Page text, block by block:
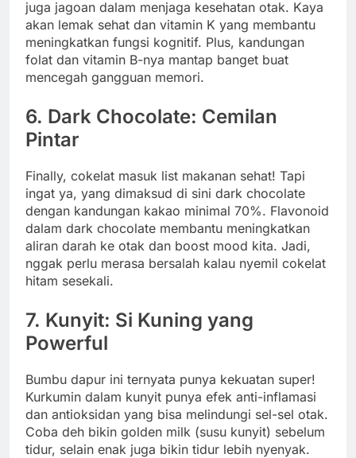
juga jagoan dalam menjaga kesehatan otak. Kaya
akan lemak sehat dan vitamin K yang membantu
meningkatkan fungsi kognitif. Plus, kandungan
folat dan vitamin B-nya mantap banget buat
mencegah gangguan memori.
6. Dark Chocolate: Cemilan
Pintar
Finally, cokelat masuk list makanan sehat! Tapi
ingat ya, yang dimaksud di sini dark chocolate
dengan kandungan kakao minimal 70%. Flavonoid
dalam dark chocolate membantu meningkatkan
aliran darah ke otak dan boost mood kita. Jadi,
nggak perlu merasa bersalah kalau nyemil cokelat
hitam sesekali.
7. Kunyit: Si Kuning yang
Powerful
Bumbu dapur ini ternyata punya kekuatan super!
Kurkumin dalam kunyit punya efek anti-inflamasi
dan antioksidan yang bisa melindungi sel-sel otak.
Coba deh bikin golden milk (susu kunyit) sebelum
tidur, selain enak juga bikin tidur lebih nyenyak.